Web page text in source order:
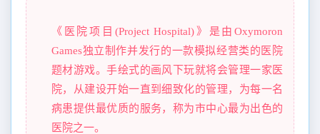
《医院项目(Project Hospital)》是由Oxymoron
Games独立制作并发行的一款模拟经营类的医院
题材游戏。手绘式的画风下玩就将会管理一家医
院，从建设开始一直到细致化的管理，为每一名
病患提供最优质的服务，称为市中心最为出色的
医院之一。